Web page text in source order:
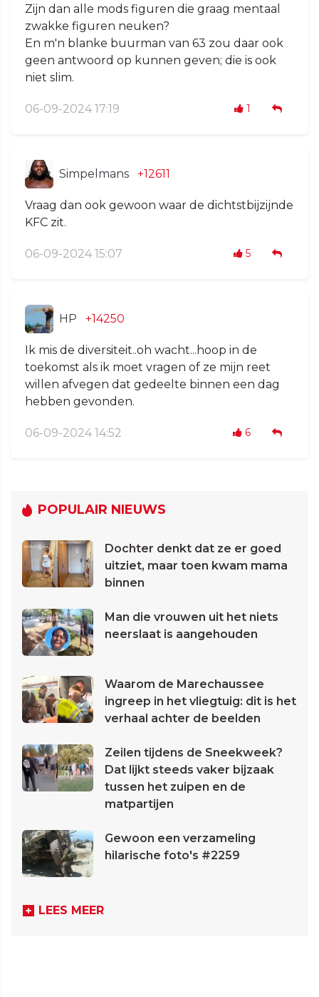
Zijn dan alle mods figuren die graag mentaal
zwakke figuren neuken?
En m'n blanke buurman van 63 zou daar ook
geen antwoord op kunnen geven; die is ook
niet slim.
06-09-2024 17:19 1
Simpelmans +12611
Vraag dan ook gewoon waar de dichtstbijzijnde
KFC zit.
06-09-2024 15:07 5
HP +14250
Ik mis de diversiteit..oh wacht...hoop in de
toekomst als ik moet vragen of ze mijn reet
willen afvegen dat gedeelte binnen een dag
hebben gevonden.
06-09-2024 14:52 6
POPULAIR NIEUWS
Dochter denkt dat ze er goed
uitziet, maar toen kwam mama
binnen
Man die vrouwen uit het niets
neerslaat is aangehouden
Waarom de Marechaussee
ingreep in het vliegtuig: dit is het
verhaal achter de beelden
Zeilen tijdens de Sneekweek?
Dat lijkt steeds vaker bijzaak
tussen het zuipen en de
matpartijen
Gewoon een verzameling
hilarische foto's #2259
LEES MEER